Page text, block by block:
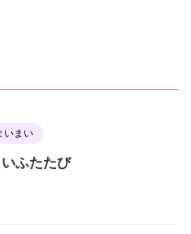
いまい
ふたたび